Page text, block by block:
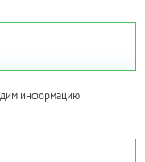
информацию